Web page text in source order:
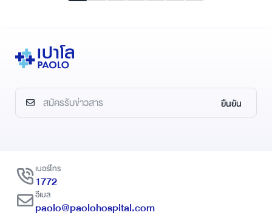
ยืนยัน
เบอร์โทร
1772
อีเมล
paolo@paolohospital.com